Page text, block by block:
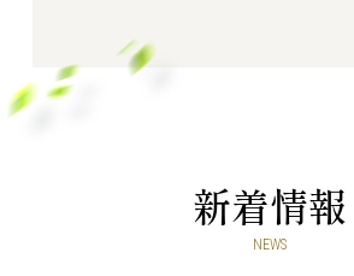
新着情報
NEWS